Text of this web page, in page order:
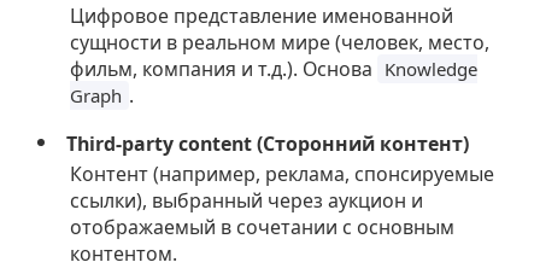
Цифровое представление именованной
сущности в реальном мире (человек, место,
фильм, компания и т.д.). Основа Knowledge
Graph .
Third-party content (Сторонний контент)
Контент (например, реклама, спонсируемые
ссылки), выбранный через аукцион и
отображаемый в сочетании с основным
контентом.